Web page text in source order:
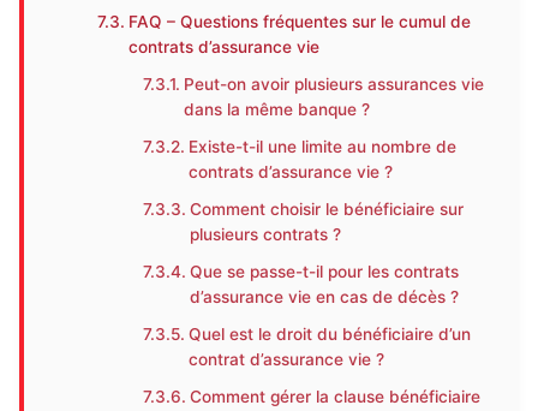
FAQ – Questions fréquentes sur le cumul de
contrats d’assurance vie
Peut-on avoir plusieurs assurances vie
dans la même banque ?
Existe-t-il une limite au nombre de
contrats d’assurance vie ?
Comment choisir le bénéficiaire sur
plusieurs contrats ?
Que se passe-t-il pour les contrats
d’assurance vie en cas de décès ?
Quel est le droit du bénéficiaire d’un
contrat d’assurance vie ?
Comment gérer la clause bénéficiaire